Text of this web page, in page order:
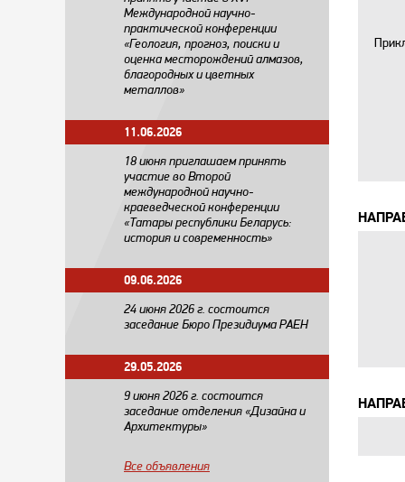
Международной научно-
практической конференции
«Геология, прогноз, поиски и
оценка месторождений алмазов,
благородных и цветных
металлов»
11.06.2026
18 июня приглашаем принять
участие во Второй
международной научно-
краеведческой конференции
«Татары республики Беларусь:
история и современность»
09.06.2026
24 июня 2026 г. состоится
заседание Бюро Президиума РАЕН
29.05.2026
​9 июня 2026 г. состоится
заседание отделения «Дизайна и
Архитектуры»
Все объявления